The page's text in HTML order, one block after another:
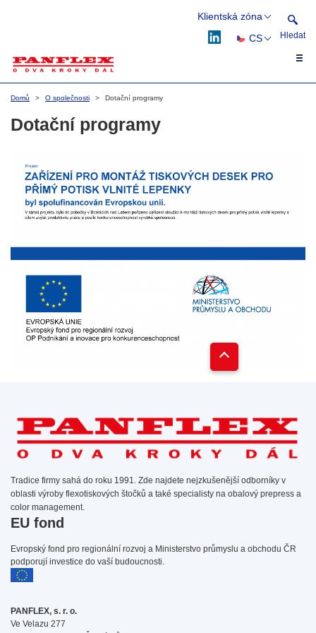
Klientská zóna
WebflexCS
DE
Hledat
Hledat
Domů O společnosti Dotační programy
Dotační programy
Tradice firmy sahá do roku 1991. Zde najdete nejzkušenější odborníky v
oblasti výroby flexotiskových štočků a také specialisty na obalový prepress a
color management.
EU fond
Evropský fond pro regionální rozvoj a Ministerstvo průmyslu a obchodu ČR
podporují investice do vaší budoucnosti.
PANFLEX, s. r. o.
Ve Velazu 277